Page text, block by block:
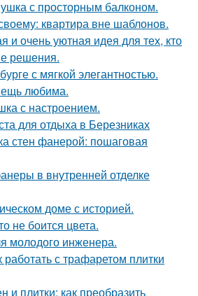
с просторным балконом.
квартира вне шаблонов.
и очень уютная идея для тех, кто
решения.
с мягкой элегантностью.
любима.
с настроением.
для отдыха в Березниках
стен фанерой: пошаговая
в внутренней отделке
доме с историей.
не боится цвета.
молодого инженера.
работать с трафаретом плитки
и плитки: как преобразить